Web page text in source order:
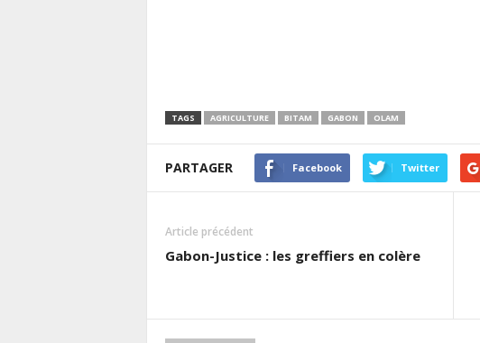
TAGS AGRICULTURE BITAM GABON OLAM
PARTAGER Facebook Twitter
Article précédent
Gabon-Justice : les greffiers en colère